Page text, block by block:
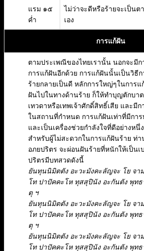
แรม ๑๕
ค่ำ
ไม่ว่าจะดีหรือร้ายจะเป็น
เอง
การแก้ฝัน
ตามประเพณีของไทยเรานั้น นอกจะมี
การแก้ฝันอีกด้วย การแก้ฝันนั้นเป็นวิธีก
ร้ายกลายเป็นดี หลักการใหญ่ๆในการ
ฝันไปในทางด้านร้าย ก็ให้ทำบุญตักบา
เทวดาหรือเทพเจ้าศักดิ์สิทธิ์เสีย และมี
ในสถานที่กำหนด การแก้ฝันเท่าที่มีกา
และเป็นเครื่องช่วยกำลังใจที่ดีอย่างหนึ่ง
สำหรับผู้ไม่สะดวกในการแก้ฝันร้าย ท่
อภยปริตร จะผ่อนฝันร้ายที่หนักให้เป็นเ
ปริตรมีบทสวดดังนี้
ยันทุนนิมิตตัง อะวะมังคะลัญจะ โย จ
โท ปาปัคคะโห ทุสสุปินัง อะกันตัง พุท
ตุ ฯ
ยันทุนนิมิตตัง อะวะมังคะลัญจะ โย จ
โท ปาปัคคะโห ทุสสุปินัง อะกันตัง พุท
ตุ ฯ
ยันทุนนิมิตตัง อะวะมังคะลัญจะ โย จ
โท ปาปัคคะโห ทุสสุปินัง อะกันตัง พุท